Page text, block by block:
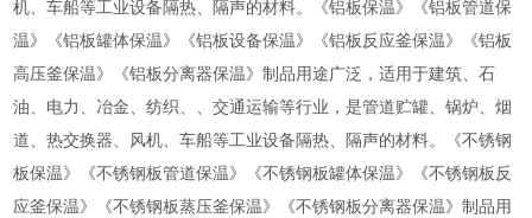
机、车船等工业设备隔热、隔声的材料。《铝板保温》《铝板管道保
温》《铝板罐体保温》《铝板设备保温》《铝板反应釜保温》《铝板
高压釜保温》《铝板分离器保温》制品用途广泛，适用于建筑、石
油、电力、冶金、纺织、、交通运输等行业，是管道贮罐、锅炉、烟
道、热交换器、风机、车船等工业设备隔热、隔声的材料。《不锈钢
板保温》《不锈钢板管道保温》《不锈钢板罐体保温》《不锈钢板反
应釜保温》《不锈钢板蒸压釜保温》《不锈钢板分离器保温》制品用